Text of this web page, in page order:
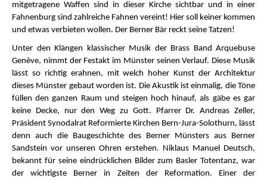
mitgetragene Waffen sind in dieser Kirche sichtbar und in einer
Fahnenburg sind zahlreiche Fahnen vereint! Hier soll keiner kommen
und etwas verbieten wollen. Der Berner Bär reckt seine Tatzen!
Unter den Klängen klassischer Musik der Brass Band Arquebuse
Genève, nimmt der Festakt im Münster seinen Verlauf. Diese Musik
lässt so richtig erahnen, mit welch hoher Kunst der Architektur
dieses Münster gebaut worden ist. Die Akustik ist einmalig, die Töne
füllen den ganzen Raum und steigen hoch hinauf, als gäbe es gar
keine Decke, nur den Weg zu Gott. Pfarrer Dr. Andreas Zeller,
Präsident Synodalrat Reformierte Kirchen Bern-Jura-Solothurn, lässt
denn auch die Baugeschichte des Berner Münsters aus Berner
Sandstein vor unseren Ohren erstehen. Niklaus Manuel Deutsch,
bekannt für seine eindrücklichen Bilder zum Basler Totentanz, war
der wichtigste Berner in Zeiten der Reformation. Einer der